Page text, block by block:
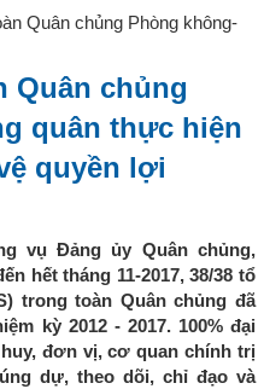
Quân chủng Phòng không-
Quân chủng
quân thực hiện
quyền lợi
vụ Đảng ủy Quân chủng,
hết tháng 11-2017, 38/38 tổ
trong toàn Quân chủng đã
kỳ 2012 - 2017. 100% đại
đơn vị, cơ quan chính trị
dự, theo dõi, chỉ đạo và